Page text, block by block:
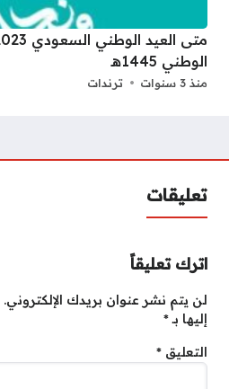
الوطني 1445هـ
منذ 3 سنوات ترندات
تعليقات
اترك تعليقاً
لن يتم نشر عنوان بريدك الإلكتروني.
إليها بـ*
التعليق *